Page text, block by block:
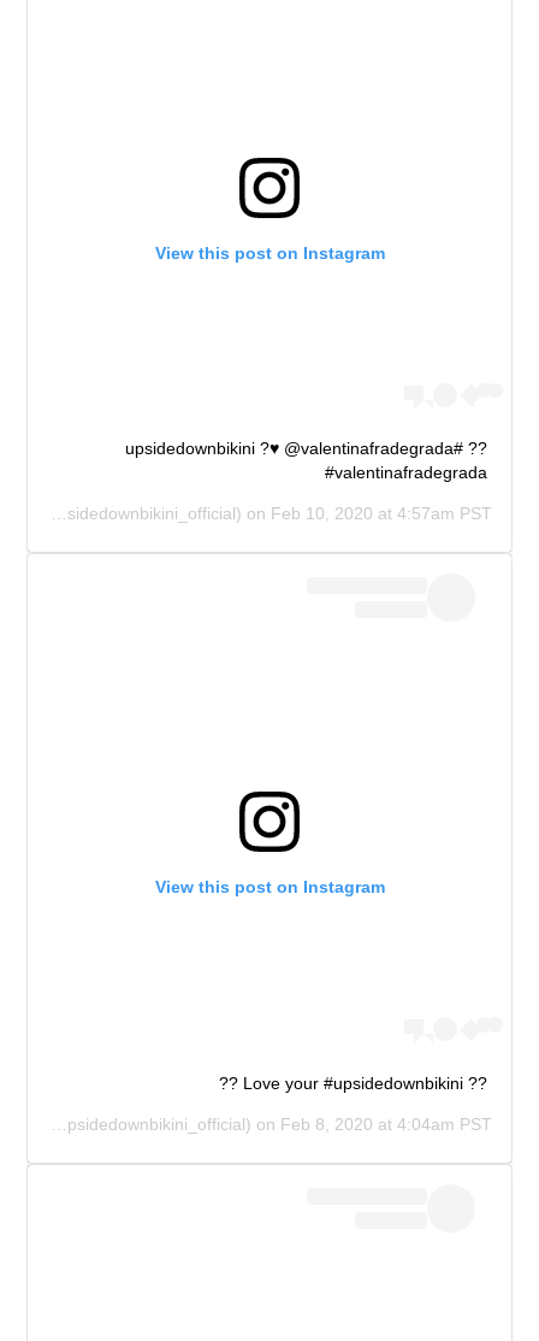
View this post on Instagram
?? #upsidedownbikini ?♥️ @valentinafradegrada
#valentinafradegrada
(@upsidedownbikini_official) on Feb 10, 2020 at 4:57am PST
View this post on Instagram
?? Love your #upsidedownbikini ??
(@upsidedownbikini_official) on Feb 8, 2020 at 4:04am PST